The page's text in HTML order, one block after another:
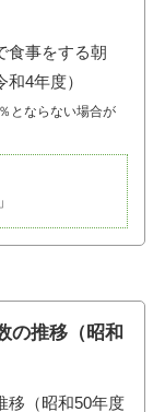
とならない場合が
の推移（昭和